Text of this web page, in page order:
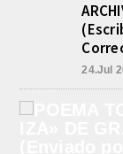
24.Jul